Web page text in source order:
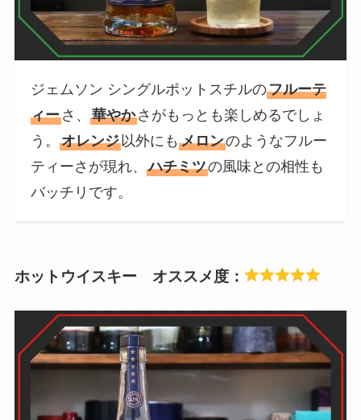
ジェムソン シングルポットスチルのフルーテ
ィーさ、華やかさがもっとも楽しめるでしょ
う。オレンジ 以外にもメロンのようなフルー
ティーさが現れ、ハチミツの風味との相性も
バッチリです。
ホットウイスキー オススメ度：